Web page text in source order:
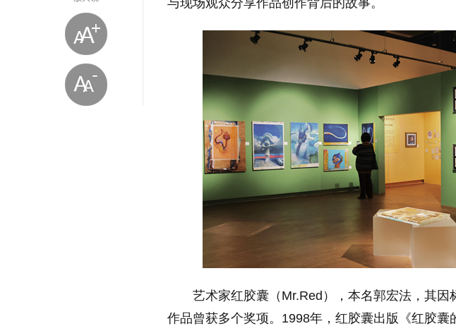
与现场观众分享作品创作背后的故事。
艺术家红胶囊（Mr.Red），本名郭宏法，其因
作品曾获多个奖项。1998年，红胶囊出版《红胶囊